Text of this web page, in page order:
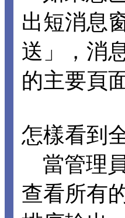
出短消息
送」，消
的主要頁
怎樣看到
當管理
查看所有